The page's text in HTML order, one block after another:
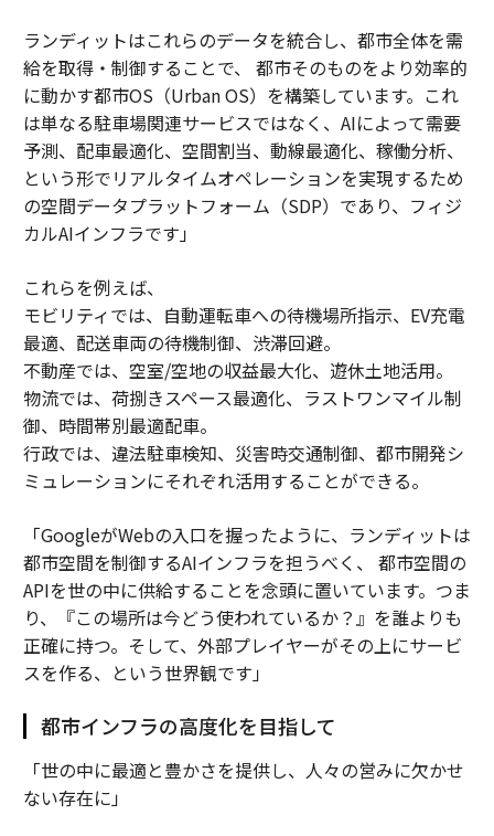
ランディットはこれらのデータを統合し、都市全体を需
給を取得・制御することで、 都市そのものをより効率的
に動かす都市OS（Urban OS）を構築しています。これ
は単なる駐車場関連サービスではなく、AIによって需要
予測、配車最適化、空間割当、動線最適化、稼働分析、
という形でリアルタイムオペレーションを実現するため
の空間データプラットフォーム（SDP）であり、フィジ
カルAIインフラです」
これらを例えば、
モビリティでは、自動運転車への待機場所指示、EV充電
最適、配送車両の待機制御、渋滞回避。
不動産では、空室/空地の収益最大化、遊休土地活用。
物流では、荷捌きスペース最適化、ラストワンマイル制
御、時間帯別最適配車。
行政では、違法駐車検知、災害時交通制御、都市開発シ
ミュレーションにそれぞれ活用することができる。
「GoogleがWebの入口を握ったように、ランディットは
都市空間を制御するAIインフラを担うべく、 都市空間の
APIを世の中に供給することを念頭に置いています。つま
り、『この場所は今どう使われているか？』を誰よりも
正確に持つ。そして、外部プレイヤーがその上にサービ
スを作る、という世界観です」
都市インフラの高度化を目指して
「世の中に最適と豊かさを提供し、人々の営みに欠かせ
ない存在に」